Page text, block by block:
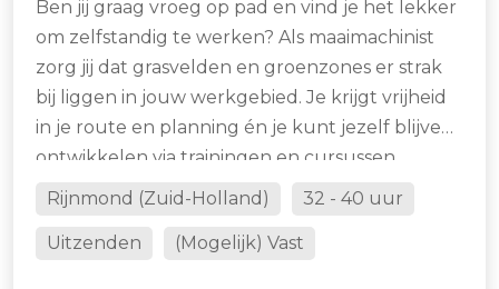
Ben jij graag vroeg op pad en vind je het lekker
om zelfstandig te werken? Als maaimachinist
zorg jij dat grasvelden en groenzones er strak
bij liggen in jouw werkgebied. Je krijgt vrijheid
in je route en planning én je kunt jezelf blijven
ontwikkelen via trainingen en cursussen.
Rijnmond (Zuid-Holland)
32 - 40 uur
Uitzenden (Mogelijk) Vast